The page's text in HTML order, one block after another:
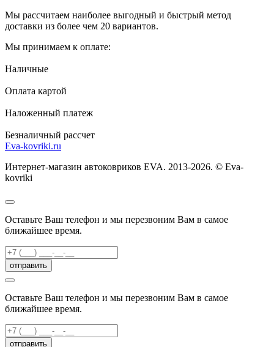
Мы рассчитаем наиболее выгодный и быстрый метод
доставки из более чем 20 вариантов.
Мы принимаем к оплате:
Наличные
Оплата картой
Наложенный платеж
Безналичный рассчет
Eva-kovriki.ru
Интернет-магазин автоковриков EVA. 2013-2026. © Eva-
kovriki
Оставьте Ваш телефон и мы перезвоним Вам в самое
ближайшее время.
отправить
Оставьте Ваш телефон и мы перезвоним Вам в самое
ближайшее время.
отправить